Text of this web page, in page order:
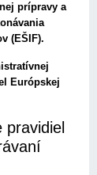
prípravy a
(EŠIF).
Európskej